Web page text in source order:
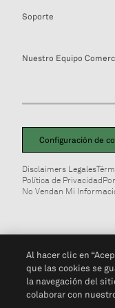
Soporte
Nuestro Equipo
Configuración de
Disclaimers Legales
Política de Privacidad
No Vendan Mi
Al hacer clic en
que las cookies se
la navegación del
colaborar con